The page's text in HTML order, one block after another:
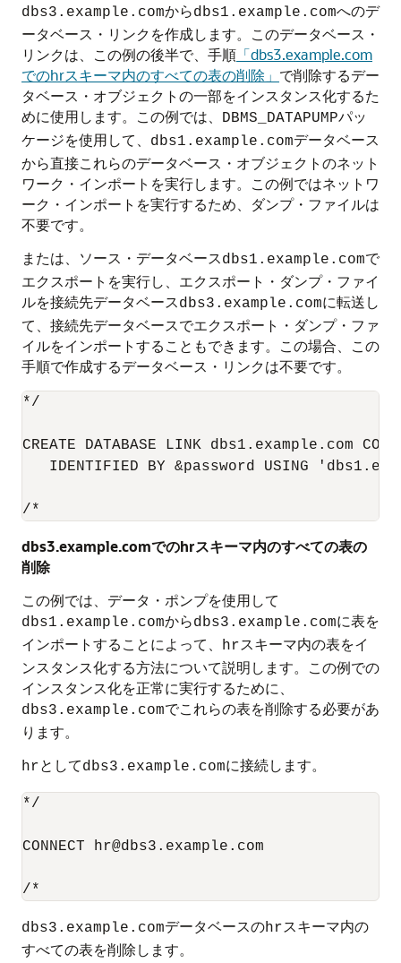
dbs3.example.comからdbs1.example.comへのデ
ータベース・リンクを作成します。このデータベース・
リンクは、この例の後半で、手順 「dbs3.example.com
でのhrスキーマ内のすべての表の削除」 で削除するデー
タベース・オブジェクトの一部をインスタンス化するた
めに使用します。この例では、
DBMS_DATAPUMPパッ
ケージを使用して、
dbs1.example.comデータベース
から直接これらのデータベース・オブジェクトのネット
ワーク・インポートを実行します。この例ではネットワ
ーク・インポートを実行するため、ダンプ・ファイルは
不要です。
または、ソース・データベースdbs1.example.comで
エクスポートを実行し、エクスポート・ダンプ・ファイ
ルを接続先データベースdbs3.example.comに転送し
て、接続先データベースでエクスポート・ダンプ・ファ
イルをインポートすることもできます。この場合、この
手順で作成するデータベース・リンクは不要です。
*/
CREATE DATABASE LINK dbs1.example.com
IDENTIFIED BY &password USING
/*
dbs3.example.comでのhrスキーマ内のすべての表の
削除
この例では、データ・ポンプを使用して
dbs1.example.comからdbs3.example.comに表を
インポートすることによって、
hrスキーマ内の表をイ
ンスタンス化する方法について説明します。この例での
インスタンス化を正常に実行するために、
dbs3.example.comでこれらの表を削除する必要があ
ります。
hrとしてdbs3.example.comに接続します。
*/
CONNECT hr@dbs3.example.com
dbs3.example.comデータベースのhrスキーマ内の
すべての表を削除します。